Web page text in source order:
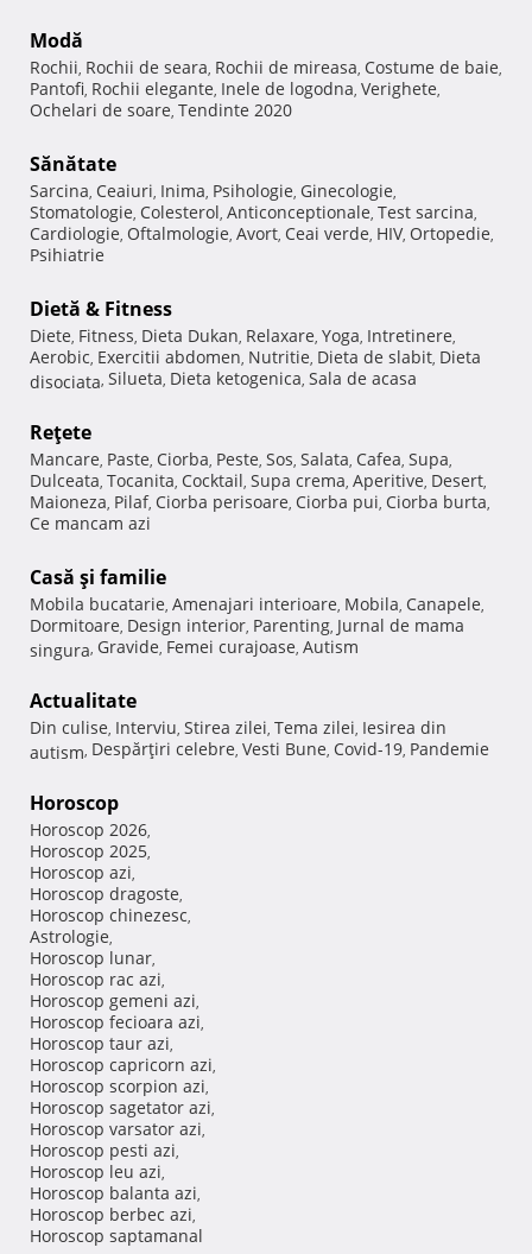
Modă
Rochii, Rochii de seara, Rochii de mireasa, Costume de baie,
Pantofi, Rochii elegante, Inele de logodna, Verighete,
Ochelari de soare, Tendinte 2020
Sănătate
Sarcina, Ceaiuri, Inima, Psihologie, Ginecologie,
Stomatologie, Colesterol, Anticonceptionale, Test sarcina,
Cardiologie, Oftalmologie, Avort, Ceai verde, HIV, Ortopedie,
Psihiatrie
Dietă & Fitness
Diete, Fitness, Dieta Dukan, Relaxare, Yoga, Intretinere,
Aerobic, Exercitii abdomen, Nutritie, Dieta de slabit, Dieta
disociata, Silueta, Dieta ketogenica, Sala de acasa
Reţete
Mancare, Paste, Ciorba, Peste, Sos, Salata, Cafea, Supa,
Dulceata, Tocanita, Cocktail, Supa crema, Aperitive, Desert,
Maioneza, Pilaf, Ciorba perisoare, Ciorba pui, Ciorba burta,
Ce mancam azi
Casă şi familie
Mobila bucatarie, Amenajari interioare, Mobila, Canapele,
Dormitoare, Design interior, Parenting, Jurnal de mama
singura, Gravide, Femei curajoase, Autism
Actualitate
Din culise, Interviu, Stirea zilei, Tema zilei, Iesirea din
autism, Despărţiri celebre, Vesti Bune, Covid-19, Pandemie
Horoscop
Horoscop 2026,
Horoscop 2025,
Horoscop azi,
Horoscop dragoste,
Horoscop chinezesc,
Astrologie,
Horoscop lunar,
Horoscop rac azi,
Horoscop gemeni azi,
Horoscop fecioara azi,
Horoscop taur azi,
Horoscop capricorn azi,
Horoscop scorpion azi,
Horoscop sagetator azi,
Horoscop varsator azi,
Horoscop pesti azi,
Horoscop leu azi,
Horoscop balanta azi,
Horoscop berbec azi,
Horoscop saptamanal